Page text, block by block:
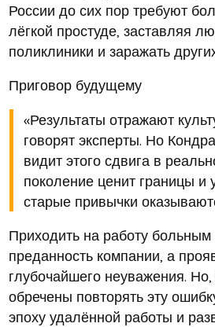
России до сих пор требуют
лёгкой простуде, заставляя
поликлиники и заражать
Приговор будущему
«Результаты отражают
говорят эксперты. Но
видит этого сдвига в
поколение ценит границы и
старые привычки
Приходить на работу
преданность компании, а
глубочайшего неуважения.
обречены повторять эту
эпоху удалённой работы и